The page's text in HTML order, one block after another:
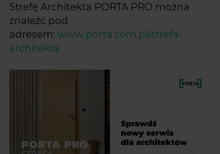
Strefę Architekta PORTA PRO można
znaleźć pod
adresem:www.porta.com.pl/strefa-
architekta